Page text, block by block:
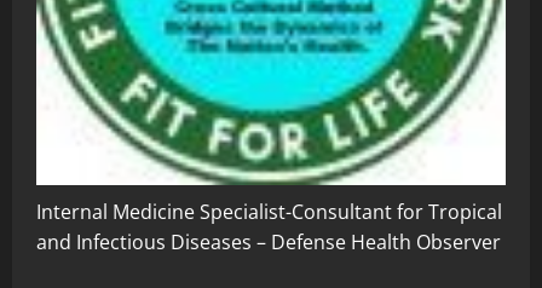
Internal Medicine Specialist-Consultant for Tropical
and Infectious Diseases – Defense Health Observer